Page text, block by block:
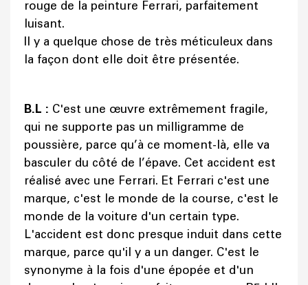
rouge de la peinture Ferrari, parfaitement
luisant.
Il y a quelque chose de très méticuleux dans
la façon dont elle doit être présentée.
B.L : C'est une œuvre extrêmement fragile,
qui ne supporte pas un milligramme de
poussière, parce qu’à ce moment-là, elle va
basculer du côté de l’épave. Cet accident est
réalisé avec une Ferrari. Et Ferrari c'est une
marque, c'est le monde de la course, c'est le
monde de la voiture d'un certain type.
L'accident est donc presque induit dans cette
marque, parce qu'il y a un danger. C'est le
synonyme à la fois d'une épopée et d'un